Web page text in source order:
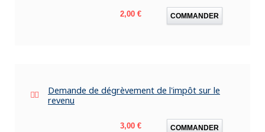
Prix
2,00 € COMMANDER
Demande de dégrèvement de l'impôt sur le
revenu
Prix
3,00 € COMMANDER